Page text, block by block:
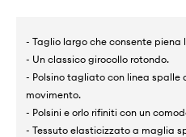
- Taglio largo che consente
- Un classico girocollo rotondo.
- Polsino tagliato con linea
movimento.
- Polsini e orlo rifiniti con un
- Tessuto elasticizzato a maglia